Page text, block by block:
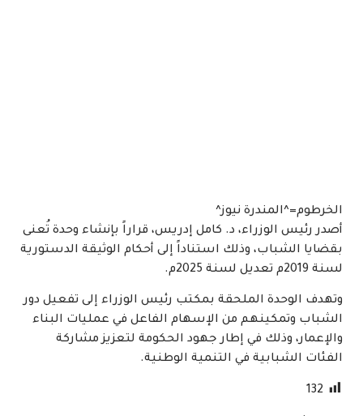
الخرطوم=^المندرة نيوز^
أصدر رئيس الوزراء، د. كامل إدريس، قراراً بإنشاء وحدة تُعنى
بقضايا الشباب، وذلك استناداً إلى أحكام الوثيقة الدستورية
لسنة 2019م تعديل لسنة 2025م.
وتهدف الوحدة الملحقة بمكتب رئيس الوزراء إلى تفعيل دور
الشباب وتمكينهم من الإسهام الفاعل في عمليات البناء
والإعمار، وذلك في إطار جهود الحكومة لتعزيز مشاركة
الفئات الشبابية في التنمية الوطنية.
132